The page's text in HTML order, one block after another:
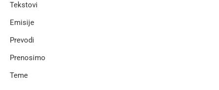
Tekstovi
Emisije
Prevodi
Prenosimo
Teme